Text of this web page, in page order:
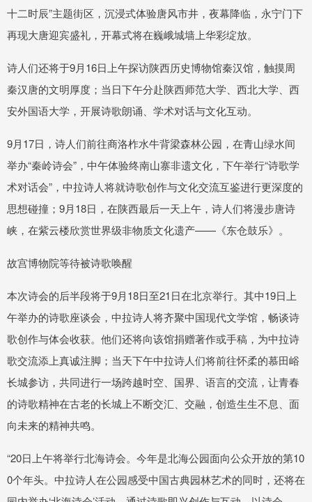
十二时辰”主题街区，沉浸式体验唐风市井，夜幕降临，永宁门下
再现大唐迎宾盛礼，开幕式将在巍峨城墙上华彩绽放。
诗人们还将于9月16日上午探访陕西历史博物馆秦汉馆，触摸周
秦汉唐的文明厚度；当日下午分赴陕西师范大学、西北大学、西
安外国语大学，开展诗歌朗诵、学术对话与文化互动。
9月17日，诗人们前往商洛柞水牛背梁森林公园，在青山绿水间
举办“秦岭诗会”，中午体验终南山寨非遗文化，下午举行“诗歌学
术对话会”，中拉诗人将就诗歌创作与文化交流互鉴进行更深度的
思想碰撞；9月18日，在陕西最后一天上午，诗人们将漫步唐诗
峡，在紫云楼欣赏世界级非物质文化遗产——《东仓鼓乐》。
故宫博物院等待被诗歌唤醒
本次诗会的后半段将于9月18日至21日在北京举行。其中19日上
午举办的诗歌座谈会，中拉诗人将齐聚中国现代文学馆，畅谈诗
歌创作与体会收获。他们还将向该馆捐赠著作或手稿，为中拉诗
歌交流添上真诚注脚；当天下午中拉诗人们将前往怀柔的慕田峪
长城参访，共同进行一场跨越时空、国界、语言的交流，让青春
的诗歌精神在古老的长城上不断交汇、交融，创造生生不息、面
向未来的精神共鸣。
“20日上午将举行北海诗会。今年是北海公园面向公众开放的第10
0个年头。中拉诗人在公园感受中国古典园林艺术的同时，还将在